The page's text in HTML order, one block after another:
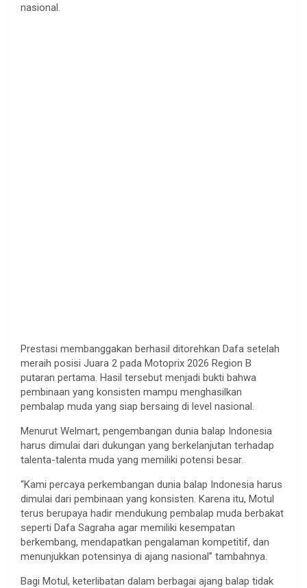
nasional.
Prestasi membanggakan berhasil ditorehkan Dafa setelah
meraih posisi Juara 2 pada Motoprix 2026 Region B
putaran pertama. Hasil tersebut menjadi bukti bahwa
pembinaan yang konsisten mampu menghasilkan
pembalap muda yang siap bersaing di level nasional.
Menurut Welmart, pengembangan dunia balap Indonesia
harus dimulai dari dukungan yang berkelanjutan terhadap
talenta-talenta muda yang memiliki potensi besar.
“Kami percaya perkembangan dunia balap Indonesia harus
dimulai dari pembinaan yang konsisten. Karena itu, Motul
terus berupaya hadir mendukung pembalap muda berbakat
seperti Dafa Sagraha agar memiliki kesempatan
berkembang, mendapatkan pengalaman kompetitif, dan
menunjukkan potensinya di ajang nasional” tambahnya.
Bagi Motul, keterlibatan dalam berbagai ajang balap tidak